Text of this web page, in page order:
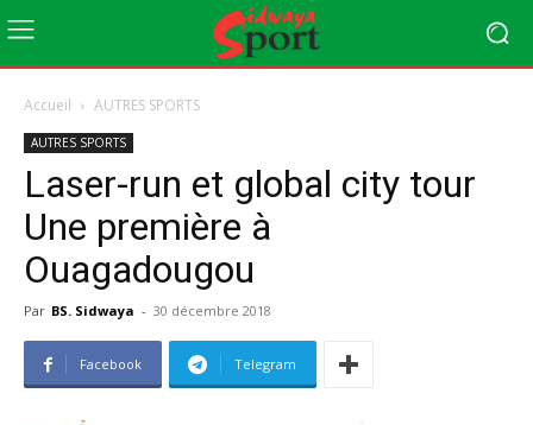
Accueil AUTRES SPORTS
AUTRES SPORTS
Laser-run et global city tour
Une première à
Ouagadougou
Par BS. Sidwaya - 30 décembre 2018
Facebook Telegram